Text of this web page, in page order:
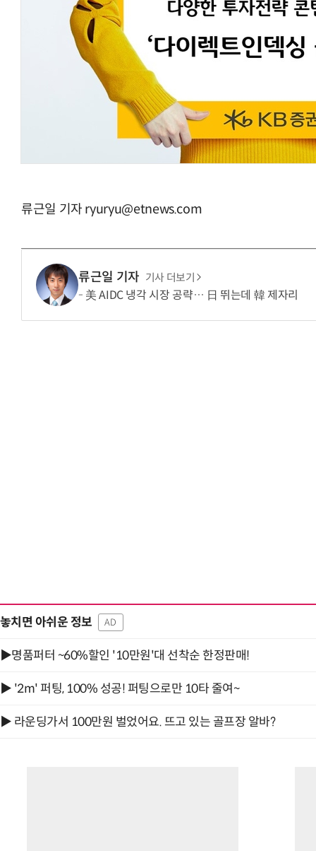
류근일 기자 ryuryu@etnews.com
류근일 기자 기사 더보기
美 AIDC 냉각 시장 공략… 日 뛰는데 韓 제자리
놓치면 아쉬운 정보 AD
▶명품퍼터 ~60%할인 '10만원'대 선착순 한정판매!
▶ '2m' 퍼팅, 100% 성공! 퍼팅으로만 10타 줄여~
▶ 라운딩가서 100만원 벌었어요. 뜨고 있는 골프장 알바?
“계속 쫓아왔다”…도망치